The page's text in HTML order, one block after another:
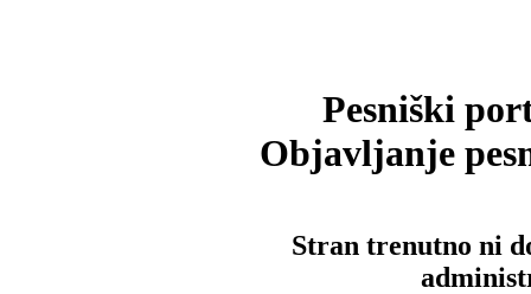
Pesniški
Objavljanje
Stran trenutno ni